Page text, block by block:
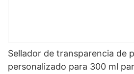
Sellador de transparencia de
personalizado para 300 ml